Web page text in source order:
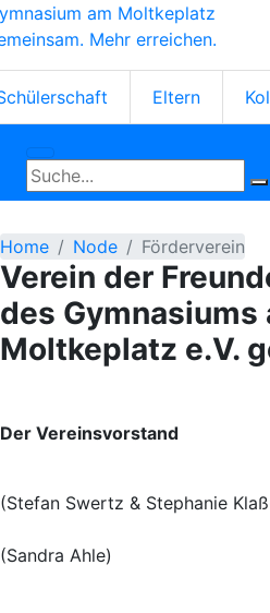
Skip
to
main
content
am Moltkeplatz
Mehr erreichen.
Eltern
Home Node Förderverein
Verein der
des Gymnasiums
Moltkeplatz e.V.
Der Vereinsvorstand
(Stefan Swertz & Stephanie
(Sandra Ahle)